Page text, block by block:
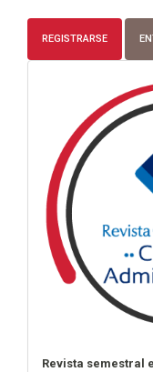
REGISTRARSE
Revista semestral